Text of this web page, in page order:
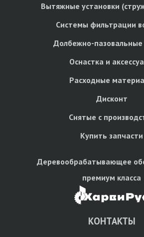
Вытяжные установки
Системы фильтрации
Долбежно-пазовальные
Оснастка и
Расходные
Дисконт
Снятые с
Купить запчасти
Деревообрабатывающее
премиум класса
КОНТАКТЫ